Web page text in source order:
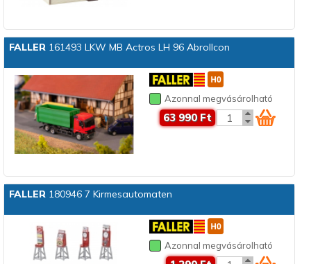
FALLER161493 LKW MB Actros LH 96 Abrollcon
Azonnal megvásárolható
63 990 Ft
FALLER180946 7 Kirmesautomaten
Azonnal megvásárolható